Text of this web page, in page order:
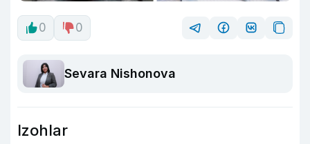
0 0
Sevara Nishonova
Izohlar